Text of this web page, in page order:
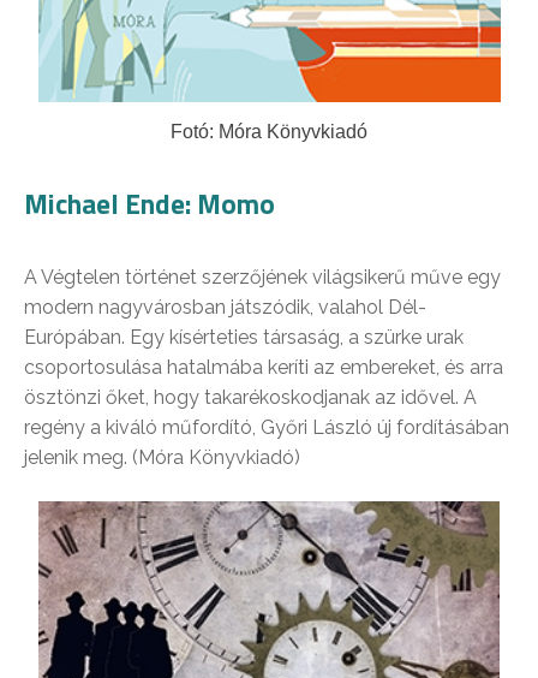
Fotó: Móra Könyvkiadó
Michael Ende: Momo
A Végtelen történet szerzőjének világsikerű műve egy
modern nagyvárosban játszódik, valahol Dél-
Európában. Egy kísérteties társaság, a szürke urak
csoportosulása hatalmába keríti az embereket, és arra
ösztönzi őket, hogy takarékoskodjanak az idővel. A
regény a kiváló műfordító, Győri László új fordításában
jelenik meg. (Móra Könyvkiadó)